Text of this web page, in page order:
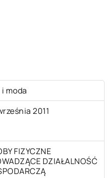
moda
2011
FIZYCZNE
DZIAŁALNOŚĆ